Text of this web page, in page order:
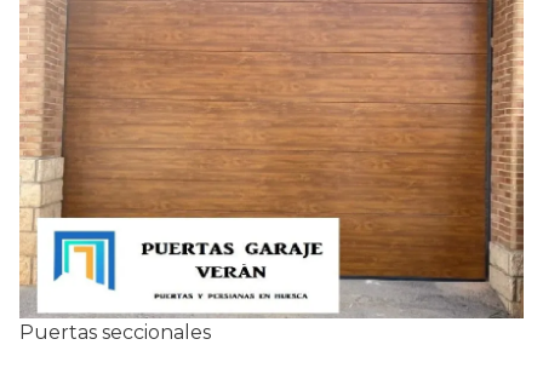
Puertas seccionales